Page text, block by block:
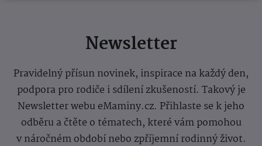
Newsletter
Pravidelný přísun novinek, inspirace na každý den,
podpora pro rodiče i sdílení zkušeností. Takový je
Newsletter webu eMaminy.cz. Přihlaste se k jeho
odběru a čtěte o tématech, které vám pomohou
v náročném období nebo zpříjemní rodinný život.